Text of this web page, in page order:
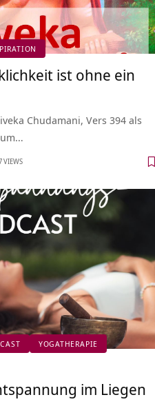
ist ohne ein
Chudamani, Vers 394 als
VIEWS
YOGATHERAPIE
im Liegen